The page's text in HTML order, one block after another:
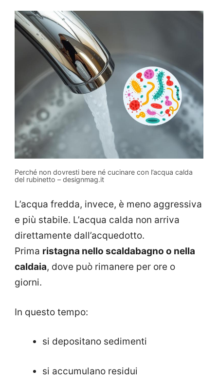
Perché non dovresti bere né cucinare con l’acqua calda
del rubinetto – designmag.it
L’acqua fredda, invece, è meno aggressiva
e più stabile. L’acqua calda non arriva
direttamente dall’acquedotto.
Prima ristagna nello scaldabagno o nella
caldaia, dove può rimanere per ore o
giorni.
In questo tempo:
si depositano sedimenti
si accumulano residui